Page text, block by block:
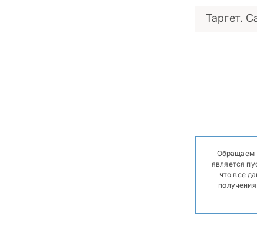
Таргет.
Обращаем
является
что все